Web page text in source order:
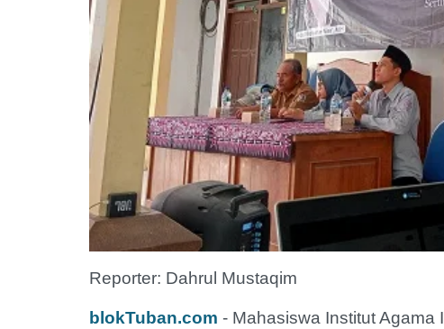
Reporter: Dahrul Mustaqim
blokTuban.com - Mahasiswa Institut Agama